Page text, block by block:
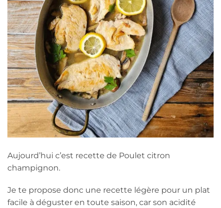
Aujourd’hui c’est recette de Poulet citron
champignon.
Je te propose donc une recette légère pour un plat
facile à déguster en toute saison, car son acidité